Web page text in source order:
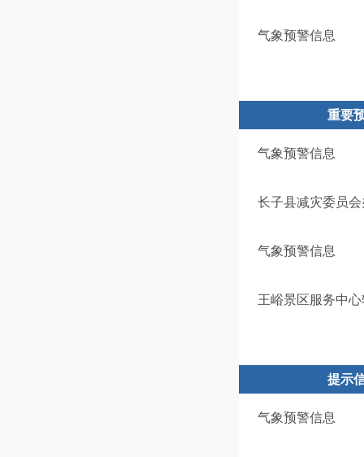
气象预警信息
重要
气象预警信息
长子县减灾委员
气象预警信息
王峪景区服务中
提示
气象预警信息